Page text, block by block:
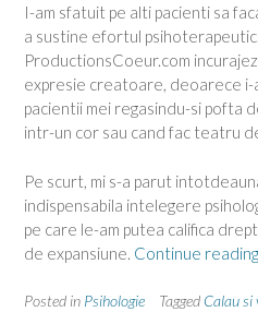
I-am sfatuit pe alti pacienti sa
a sustine efortul
ProductionsCoeur.com
expresie creatoare, deoarece
pacientii mei regasindu-si pofta
intr-un cor sau cand fac teatru
Pe scurt, mi s-a parut
indispensabila intelegere
pe care le-am putea califica
de expansiune. Continue reading
Posted in Psihologie Tagged Calau si